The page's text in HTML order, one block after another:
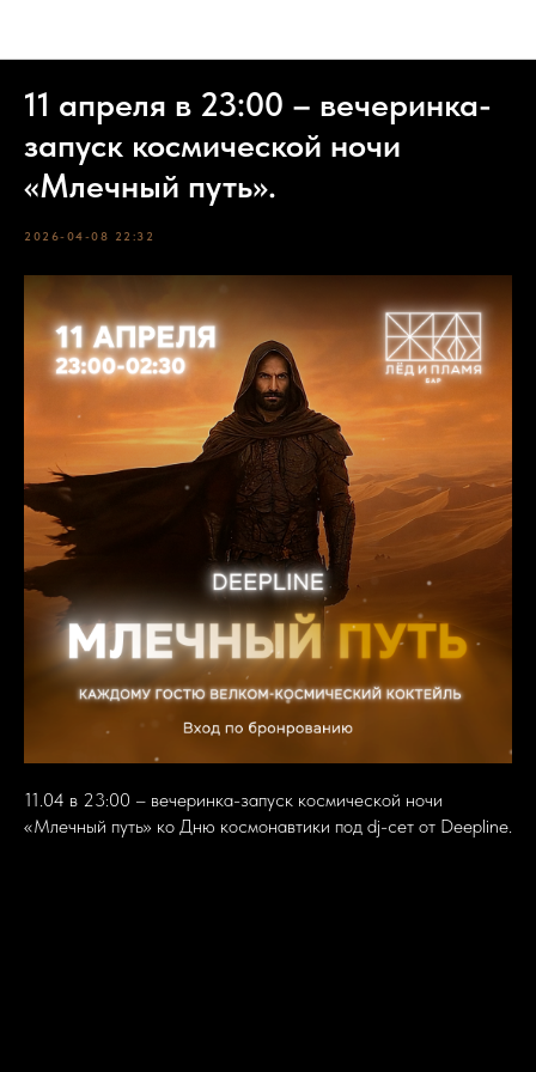
11 апреля в 23:00 – вечеринка-
запуск космической ночи
«Млечный путь».
2026-04-08 22:32
11.04 в 23:00 – вечеринка-запуск космической ночи
«Млечный путь» ко Дню космонавтики под dj-cет от Deepline.